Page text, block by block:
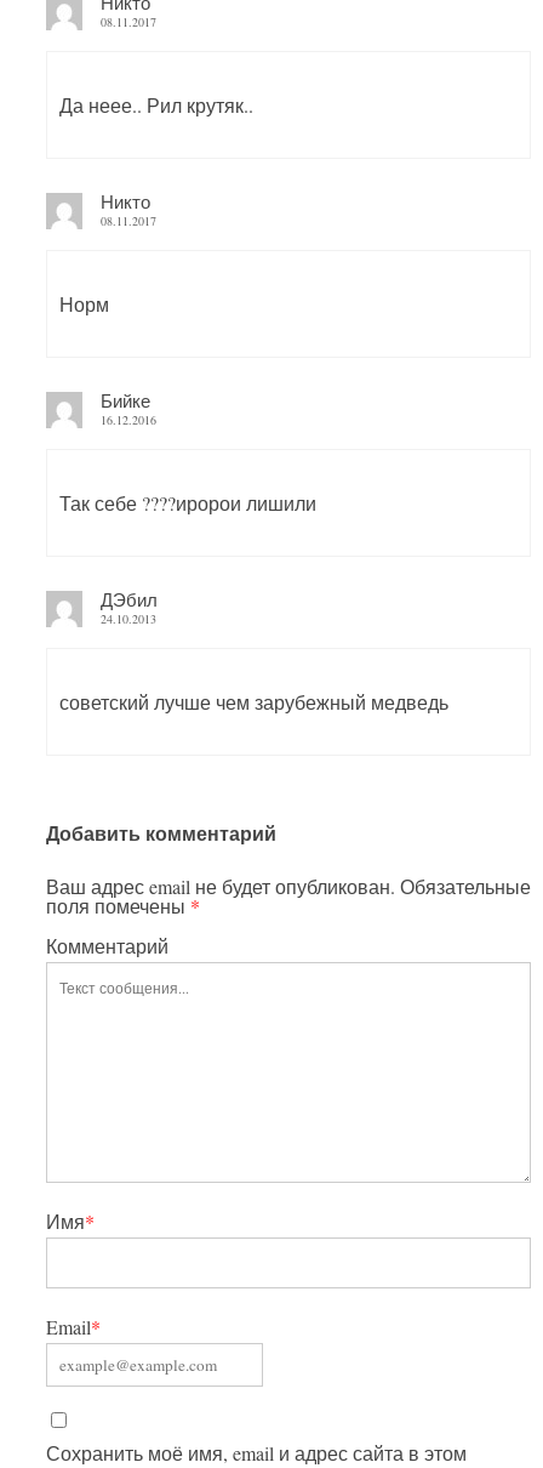
08.11.2017
Да неее.. Рил крутяк..
Никто
08.11.2017
Норм
Бийке
16.12.2016
Так себе ????иророи лишили
ДЭбил
24.10.2013
советский лучше чем зарубежный медведь
Добавить комментарий
Ваш адрес email не будет опубликован. Обязательные
поля помечены *
Комментарий
Имя*
Email*
Сохранить моё имя, email и адрес сайта в этом